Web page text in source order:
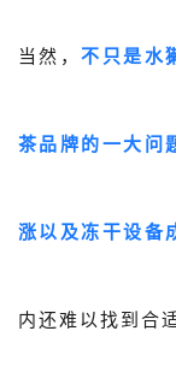
当然，不只是水
茶品牌的一大问
涨以及冻干设备
内还难以找到合